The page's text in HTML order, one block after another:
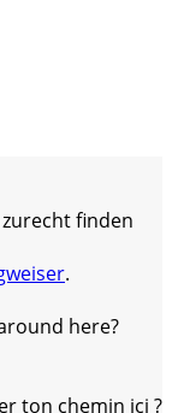
finden
.
here?
ton chemin ici ?